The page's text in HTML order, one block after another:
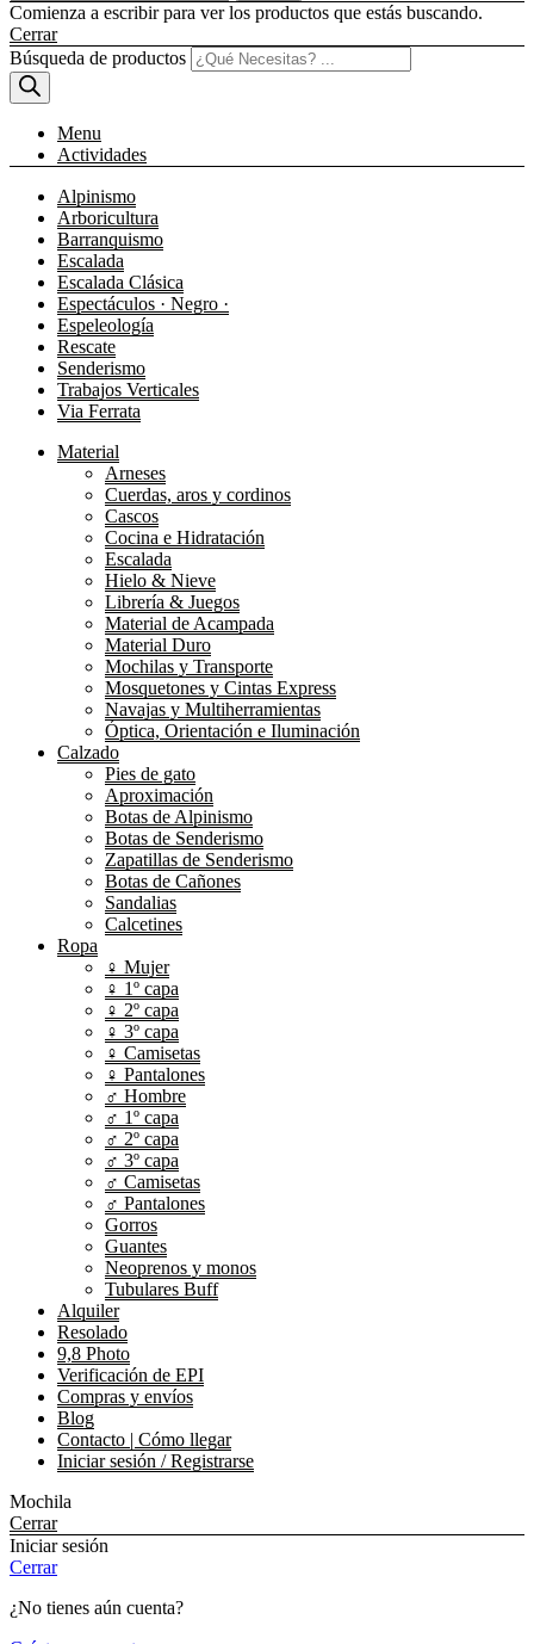
Comienza a escribir para ver los productos que estás buscando.
Cerrar
Búsqueda de productos
Menu
Actividades
Alpinismo
Arboricultura
Barranquismo
Escalada
Escalada Clásica
Espectáculos · Negro ·
Espeleología
Rescate
Senderismo
Trabajos Verticales
Via Ferrata
Material
Arneses
Cuerdas, aros y cordinos
Cascos
Cocina e Hidratación
Escalada
Hielo & Nieve
Librería & Juegos
Material de Acampada
Material Duro
Mochilas y Transporte
Mosquetones y Cintas Express
Navajas y Multiherramientas
Óptica, Orientación e Iluminación
Calzado
Pies de gato
Aproximación
Botas de Alpinismo
Botas de Senderismo
Zapatillas de Senderismo
Botas de Cañones
Sandalias
Calcetines
Ropa
♀ Mujer
♀ 1º capa
♀ 2º capa
♀ 3º capa
♀ Camisetas
♀ Pantalones
♂ Hombre
♂ 1º capa
♂ 2º capa
♂ 3º capa
♂ Camisetas
♂ Pantalones
Gorros
Guantes
Neoprenos y monos
Tubulares Buff
Alquiler
Resolado
9,8 Photo
Verificación de EPI
Compras y envíos
Blog
Contacto | Cómo llegar
Iniciar sesión / Registrarse
Mochila
Cerrar
Iniciar sesión
Cerrar
¿No tienes aún cuenta?